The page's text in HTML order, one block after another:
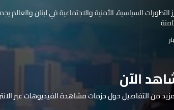
التطورات السياسية، الأمنية والاجتماعية في لبنان
الآن
من التفاصيل حول حزمات مشاهدة الفيديوهات عبر